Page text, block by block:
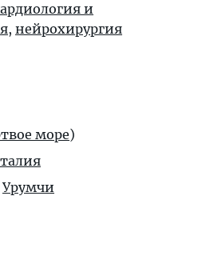
и
, нейрохирургия
море)
Урумчи